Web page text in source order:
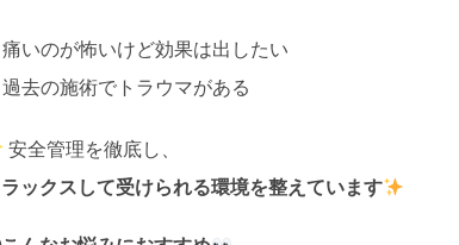
いのが怖いけど効果は出したい
去の施術でトラウマがある
安全管理を徹底し、
ックスして受けられる環境を整えています